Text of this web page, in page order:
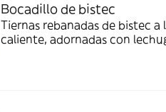
Bocadillo de bistec
Tiernas rebanadas de bistec
caliente, adornadas con